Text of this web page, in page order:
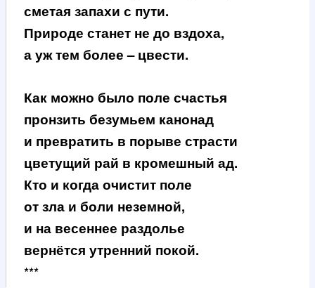
сметая запахи с пути.
Природе станет не до вздоха,
а уж тем более – цвести.
Как можно было поле счастья
пронзить безумьем канонад
и превратить в порыве страсти
цветущий рай в кромешный ад.
Кто и когда очистит поле
от зла и боли неземной,
и на весеннее раздолье
вернётся утренний покой.
***